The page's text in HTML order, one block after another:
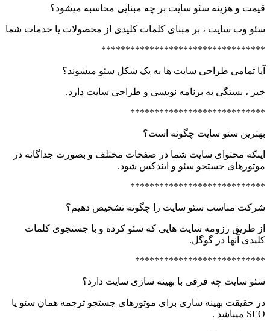
قیمت و هزینه سئو سایت بر چه مبنایی محاسبه میشود؟
سئو وب سایت ، بر مبنای کلمات کلیدی از محصولات یا خدمات شما
**********************************
آیا تمامی طراحی سایت ها به یک شکل سئو میشوند؟
خیر ، بستگی به برنامه نویسی و طراحی سایت دارد.
****************************
بهترین سئو سایت چگونه است؟
اینکه محتوای سایت شما در صفحات مختلف و بصورت جداگانه در
موتورهای جستجو سئو و ایندکس شود.
****************************
شرکت مناسب سئو سایت را چگونه تشخیص دهیم؟
از طریق رزومه سایت هایی که سئو کرده و با جستجوی کلمات
کلیدی آنها در گوگل.
***************************
سئو سایت چه فرقی با بهینه سازی سایت دارد؟
در حقیقت بهینه سازی برای موتورهای جستجو ترجمه همان سئو یا
SEO میباشد .